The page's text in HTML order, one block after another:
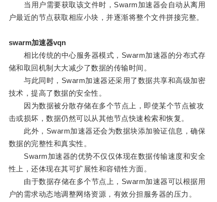
当用户需要获取该文件时，Swarm加速器会自动从离用
户最近的节点获取相应小块，并逐渐将整个文件拼接完整。
swarm加速器vqn
相比传统的中心服务器模式，Swarm加速器的分布式存
储和取回机制大大减少了数据的传输时间。
与此同时，Swarm加速器还采用了数据共享和高级加密
技术，提高了数据的安全性。
因为数据被分散存储在多个节点上，即使某个节点被攻
击或损坏，数据仍然可以从其他节点快速检索和恢复。
此外，Swarm加速器还会为数据块添加验证信息，确保
数据的完整性和真实性。
Swarm加速器的优势不仅仅体现在数据传输速度和安全
性上，还体现在其可扩展性和容错性方面。
由于数据存储在多个节点上，Swarm加速器可以根据用
户的需求动态地调整网络资源，有效分担服务器的压力。